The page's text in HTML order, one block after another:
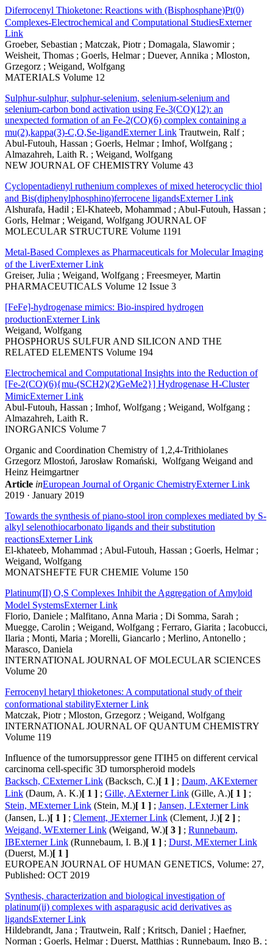
Diferrocenyl Thioketone: Reactions with (Bisphosphane)Pt(0)
Complexes-Electrochemical and Computational StudiesExterner
Link
Groeber, Sebastian ; Matczak, Piotr ; Domagala, Slawomir ;
Weisheit, Thomas ; Goerls, Helmar ; Duever, Annika ; Mloston,
Grzegorz ; Weigand, Wolfgang
MATERIALS Volume 12
Sulphur-sulphur, sulphur-selenium, selenium-selenium and
selenium-carbon bond activation using Fe-3(CO)(12): an
unexpected formation of an Fe-2(CO)(6) complex containing a
mu(2),kappa(3)-C,O,Se-ligandExterner Link Trautwein, Ralf ;
Abul-Futouh, Hassan ; Goerls, Helmar ; Imhof, Wolfgang ;
Almazahreh, Laith R. ; Weigand, Wolfgang
NEW JOURNAL OF CHEMISTRY Volume 43
Cyclopentadienyl ruthenium complexes of mixed heterocyclic thiol
and Bis(diphenylphosphino)ferrocene ligandsExterner Link
Alshurafa, Hadil ; El-Khateeb, Mohammad ; Abul-Futouh, Hassan ;
Gorls, Helmar ; Weigand, Wolfgang JOURNAL OF
MOLECULAR STRUCTURE Volume 1191
Metal-Based Complexes as Pharmaceuticals for Molecular Imaging
of the LiverExterner Link
Greiser, Julia ; Weigand, Wolfgang ; Freesmeyer, Martin
PHARMACEUTICALS Volume 12 Issue 3
[FeFe]-hydrogenase mimics: Bio-inspired hydrogen
productionExterner Link
Weigand, Wolfgang
PHOSPHORUS SULFUR AND SILICON AND THE
RELATED ELEMENTS Volume 194
Electrochemical and Computational Insights into the Reduction of
[Fe-2(CO)(6){mu-(SCH2)(2)GeMe2}] Hydrogenase H-Cluster
MimicExterner Link
Abul-Futouh, Hassan ; Imhof, Wolfgang ; Weigand, Wolfgang ;
Almazahreh, Laith R.
INORGANICS Volume 7
Organic and Coordination Chemistry of 1,2,4‐Trithiolanes
Grzegorz Mlostoń, Jarosław Romański, Wolfgang Weigand and
Heinz Heimgartner
Article inEuropean Journal of Organic ChemistryExterner Link
2019 · January 2019
Towards the synthesis of piano-stool iron complexes mediated by S-
alkyl selenothiocarbonato ligands and their substitution
reactionsExterner Link
El-khateeb, Mohammad ; Abul-Futouh, Hassan ; Goerls, Helmar ;
Weigand, Wolfgang
MONATSHEFTE FUR CHEMIE Volume 150
Platinum(II) O,S Complexes Inhibit the Aggregation of Amyloid
Model SystemsExterner Link
Florio, Daniele ; Malfitano, Anna Maria ; Di Somma, Sarah ;
Muegge, Carolin ; Weigand, Wolfgang ; Ferraro, Giarita ; Iacobucci,
Ilaria ; Monti, Maria ; Morelli, Giancarlo ; Merlino, Antonello ;
Marasco, Daniela
INTERNATIONAL JOURNAL OF MOLECULAR SCIENCES
Volume 20
Ferrocenyl hetaryl thioketones: A computational study of their
conformational stabilityExterner Link
Matczak, Piotr ; Mloston, Grzegorz ; Weigand, Wolfgang
INTERNATIONAL JOURNAL OF QUANTUM CHEMISTRY
Volume 119
Influence of the tumorsuppressor gene ITIH5 on different cervical
carcinoma cell-specific 3D tumorspheroid models
Backsch, CExterner Link (Backsch, C.)[ 1 ] ; Daum, AKExterner
Link (Daum, A. K.)[ 1 ] ; Gille, AExterner Link (Gille, A.)[ 1 ] ;
Stein, MExterner Link (Stein, M.)[ 1 ] ; Jansen, LExterner Link
(Jansen, L.)[ 1 ] ; Clement, JExterner Link (Clement, J.)[ 2 ] ;
Weigand, WExterner Link (Weigand, W.)[ 3 ] ; Runnebaum,
IBExterner Link (Runnebaum, I. B.)[ 1 ] ; Durst, MExterner Link
(Duerst, M.)[ 1 ]
EUROPEAN JOURNAL OF HUMAN GENETICS, Volume: 27,
Published: OCT 2019
Synthesis, characterization and biological investigation of
platinum(ii) complexes with asparagusic acid derivatives as
ligandsExterner Link
Hildebrandt, Jana ; Trautwein, Ralf ; Kritsch, Daniel ; Haefner,
Norman ; Goerls, Helmar ; Duerst, Matthias ; Runnebaum, Ingo B. ;